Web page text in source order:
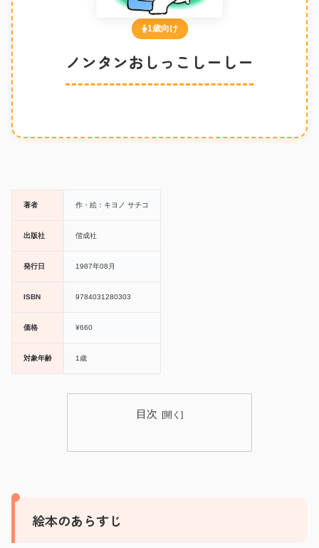
1歳向け
ノンタンおしっこしーしー
著者 作・絵：キヨノ サチコ
出版社 偕成社
発行日 1987年08月
ISBN 9784031280303
価格 ¥660
対象年齢 1歳
目次
絵本のあらすじ